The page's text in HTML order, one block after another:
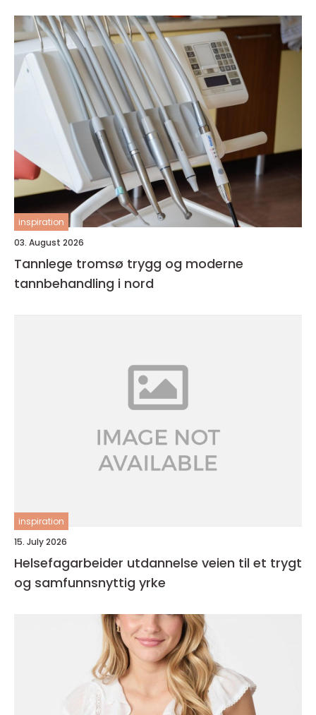
inspiration
03. August 2026
Tannlege tromsø trygg og moderne
tannbehandling i nord
inspiration
15. July 2026
Helsefagarbeider utdannelse veien til et trygt
og samfunnsnyttig yrke